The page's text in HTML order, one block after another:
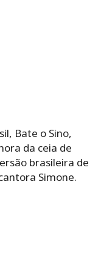
Bate o Sino,
da ceia de
brasileira de
Simone.